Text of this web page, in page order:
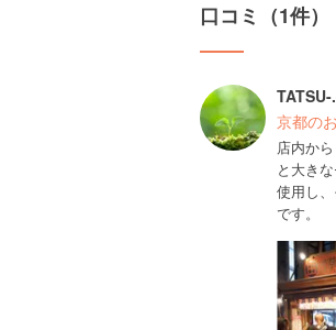
口コミ（1件）
京都の
店内か
と大き
使用し
です。